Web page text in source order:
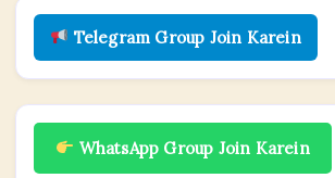
Telegram Group Join Karein
WhatsApp Group Join Karein